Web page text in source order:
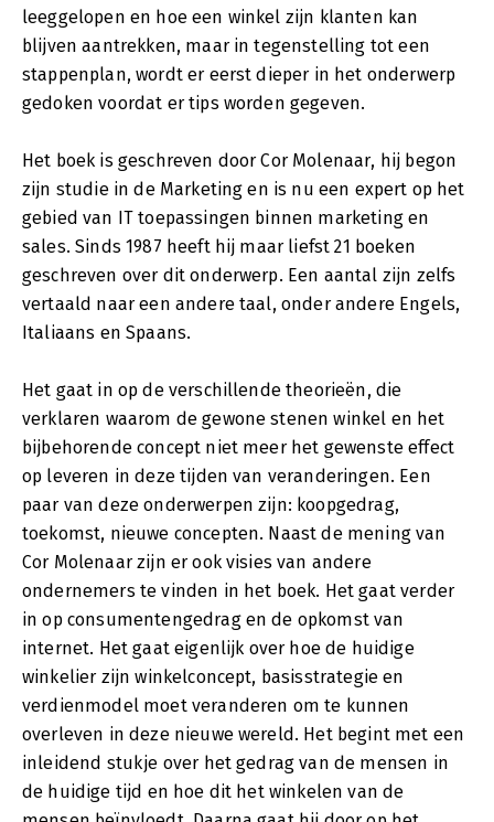
leeggelopen en hoe een winkel zijn klanten kan
blijven aantrekken, maar in tegenstelling tot een
stappenplan, wordt er eerst dieper in het onderwerp
gedoken voordat er tips worden gegeven.
Het boek is geschreven door Cor Molenaar, hij begon
zijn studie in de Marketing en is nu een expert op het
gebied van IT toepassingen binnen marketing en
sales. Sinds 1987 heeft hij maar liefst 21 boeken
geschreven over dit onderwerp. Een aantal zijn zelfs
vertaald naar een andere taal, onder andere Engels,
Italiaans en Spaans.
Het gaat in op de verschillende theorieën, die
verklaren waarom de gewone stenen winkel en het
bijbehorende concept niet meer het gewenste effect
op leveren in deze tijden van veranderingen. Een
paar van deze onderwerpen zijn: koopgedrag,
toekomst, nieuwe concepten. Naast de mening van
Cor Molenaar zijn er ook visies van andere
ondernemers te vinden in het boek. Het gaat verder
in op consumentengedrag en de opkomst van
internet. Het gaat eigenlijk over hoe de huidige
winkelier zijn winkelconcept, basisstrategie en
verdienmodel moet veranderen om te kunnen
overleven in deze nieuwe wereld. Het begint met een
inleidend stukje over het gedrag van de mensen in
de huidige tijd en hoe dit het winkelen van de